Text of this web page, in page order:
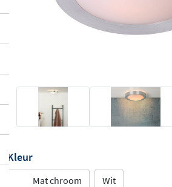
Kleur
Mat chroom Wit